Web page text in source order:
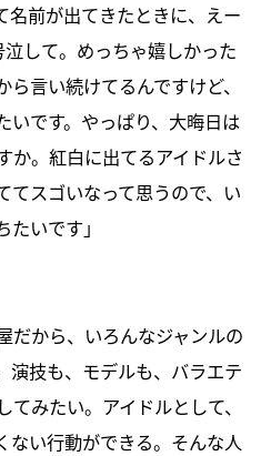
名前が出てきたときに、えー
して。めっちゃ嬉しかった
言い続けてるんですけど、
いです。やっぱり、大晦日は
か。紅白に出てるアイドルさ
てスゴいなって思うので、い
いです」
だから、いろんなジャンルの
演技も、モデルも、バラエテ
みたい。アイドルとして、
ない行動ができる。そんな人